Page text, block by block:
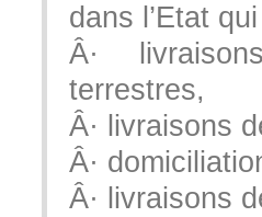
dans l’Etat
Â·
terrestres,
Â· livraisons
Â·
Â· livraisons